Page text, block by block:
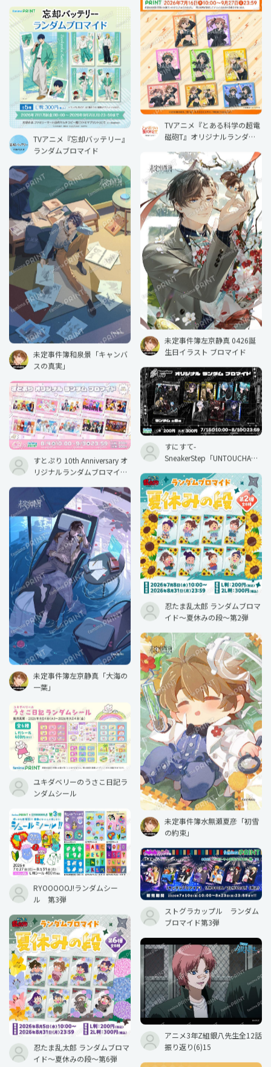
TVアニメ『とある科学の超電
磁砲T』オリジナルランダム
TVアニメ『忘却バッテリー』
ランダムブロマイド
未定事件簿左京静真 0426誕
生日イラスト ブロマイド
未定事件簿和泉景「キャンバ
スの真実」
すにすて-
SneakerStep「UNTOUCHABL
マイド
すとぷり 10th Anniversary オ
リジナルランダムブロマイド
忍たま乱太郎 ランダムブロマ
イド〜夏休みの段〜第2弾
未定事件簿左京静真「大海の
一葉」
未定事件簿水無瀬夏彦「初雪
の約束」
ユキダベリーのうさこ日記ラ
ンダムシール
RYOOOOOJ!ランダムシー
ル 第3弾
ストグラカップル ランダム
ブロマイド第3弾
忍たま乱太郎 ランダムブロマ
イド〜夏休みの段〜第6弾
アニメ3年Z組銀八先生全12話
振り返り(6)15